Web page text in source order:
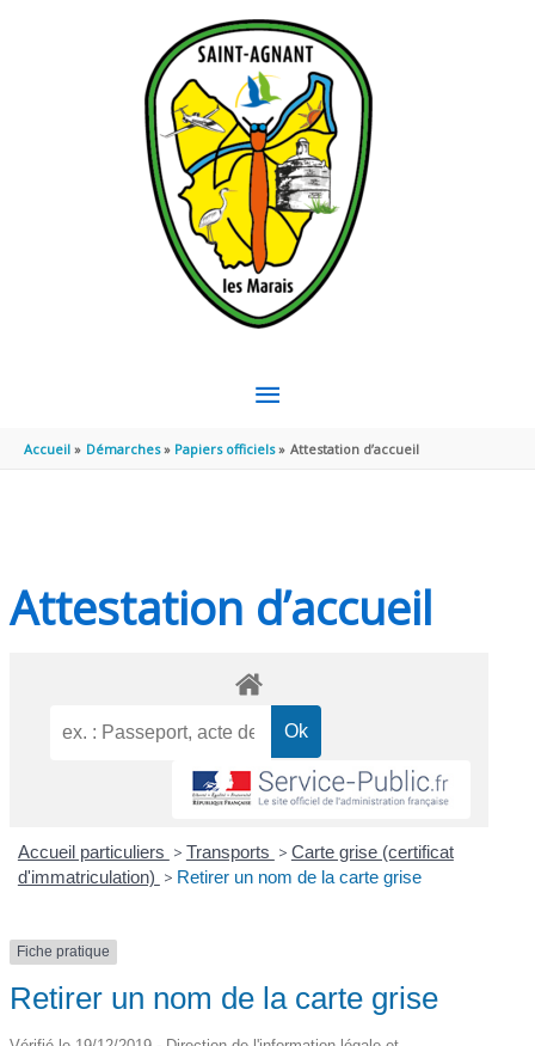
MENU
PRINCIPAL
Accueil Démarches Papiers officiels Attestation d’accueil
Attestation d’accueil
Accueil particuliers > Transports > Carte grise (certificat
d'immatriculation) > Retirer un nom de la carte grise
Fiche pratique
Retirer un nom de la carte grise